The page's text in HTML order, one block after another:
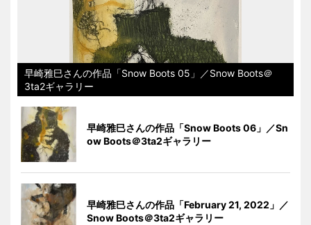
早崎雅巳さんの作品「Snow Boots 05」／Snow Boots＠
3ta2ギャラリー
早崎雅巳さんの作品「Snow Boots 06」／Sn
ow Boots＠3ta2ギャラリー
早崎雅巳さんの作品「February 21, 2022」／
Snow Boots＠3ta2ギャラリー